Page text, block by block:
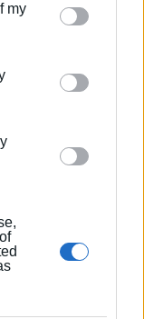
one or more
information
consent to
data for
my